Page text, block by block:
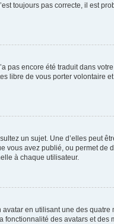
toujours pas correcte, il est
pas encore été traduit dans
libre de vous porter volontaire
un sujet. Une d’elles peut
avez publié, ou permet de
à chaque utilisateur.
en utilisant une des
des avatars et